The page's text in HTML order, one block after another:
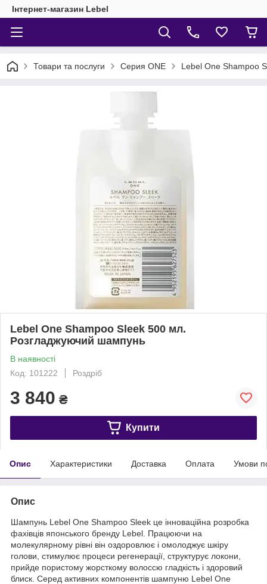
Інтернет-магазин Lebel
Товари та послуги Серия ONE Lebel One Shampoo
Lebel One Shampoo Sleek 500 мл.
Розгладжуючий шампунь
В наявності
Код: 101222
Роздріб
3 840 ₴
Купити
Опис Характеристики Доставка Оплата Умови
Опис
Шампунь Lebel One Shampoo Sleek це інноваційна розробка
фахівців японського бренду Lebel. Працюючи на
молекулярному рівні він оздоровлює і омолоджує шкіру
голови, стимулює процеси регенерації, структурує локони,
прийде пористому жорсткому волоссю гладкість і здоровий
блиск. Серед активних компонентів шампуню Lebel One